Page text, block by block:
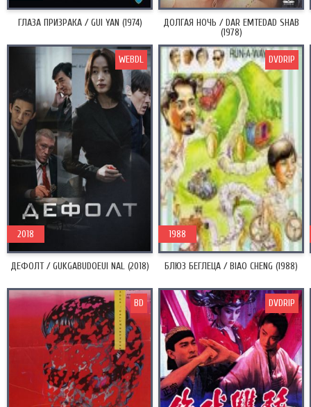
ГЛАЗА ПРИЗРАКА / GUI YAN (1974)
ДОЛГАЯ НОЧЬ / DAR EMTEDAD SHAB
(1978)
ДЕФОЛТ / GUKGABUDOEUI NAL (2018)
2018
WEBDL
БЛЮЗ БЕГЛЕЦА / BIAO CHENG (1988)
1988
DVDRIP
BD DVDRIP